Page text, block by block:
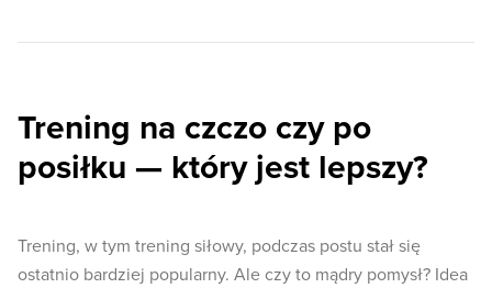
Trening na czczo czy po
posiłku — który jest lepszy?
Trening, w tym trening siłowy, podczas postu stał się
ostatnio bardziej popularny. Ale czy to mądry pomysł? Idea